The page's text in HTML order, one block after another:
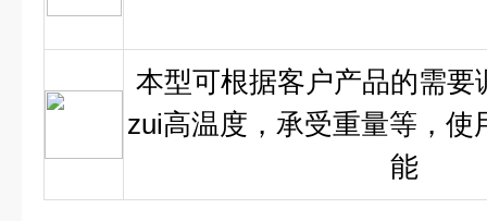
本型可根据客户产品的需要
zui高温度，承受重量等，使
能